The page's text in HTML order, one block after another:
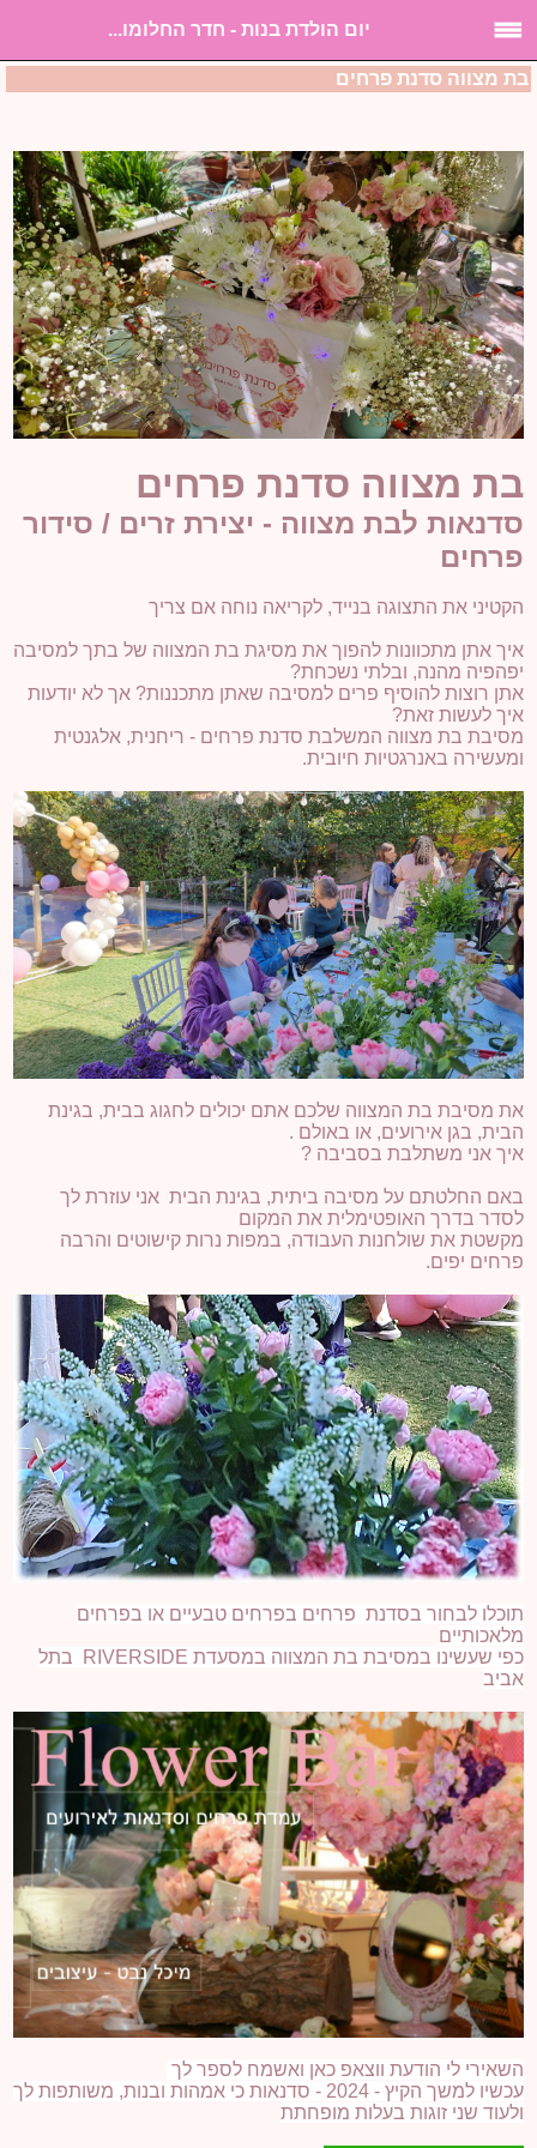
יום הולדת בנות - חדר החלומו...
בת מצווה סדנת פרחים
בת מצווה סדנת פרחים
סדנאות לבת מצווה - יצירת זרים / סידור
פרחים
הקטיני את התצוגה בנייד, לקריאה נוחה אם צריך
איך אתן מתכוונות להפוך את מסיגת בת המצווה של בתך למסיבה
יפהפיה מהנה, ובלתי נשכחת?
אתן רוצות להוסיף פרים למסיבה שאתן מתכננות? אך לא יודעות
איך לעשות זאת?
מסיבת בת מצווה המשלבת סדנת פרחים - ריחנית, אלגנטית
ומעשירה באנרגטיות חיובית.
את מסיבת בת המצווה שלכם אתם יכולים לחגוג בבית, בגינת
הבית, בגן אירועים, או באולם .
איך אני משתלבת בסביבה ?
באם החלטתם על מסיבה ביתית, בגינת הבית אני עוזרת לך
לסדר בדרך האופטימלית את המקום
מקשטת את שולחנות העבודה, במפות נרות קישוטים והרבה
פרחים יפים.
תוכלו לבחור בסדנת פרחים בפרחים טבעיים או בפרחים
מלאכותיים
כפי שעשינו במסיבת בת המצווה במסעדת
בתל
אביב
השאירי לי הודעת ווצאפ כאן ואשמח לספר לך
עכשיו למשך הקיץ - 2024 - סדנאות כי אמהות ובנות, משותפות לך
ולעוד שני זוגות בעלות מופחתת